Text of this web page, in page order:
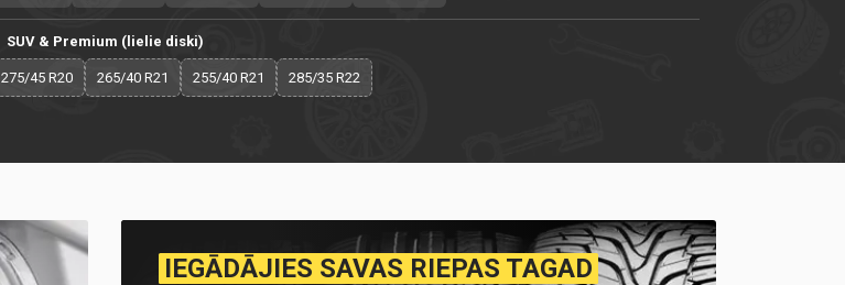
SUV & Premium (lielie diski)
275/45 R20 265/40 R21 255/40 R21 285/35 R22
IEGĀDĀJIES SAVAS RIEPAS TAGAD